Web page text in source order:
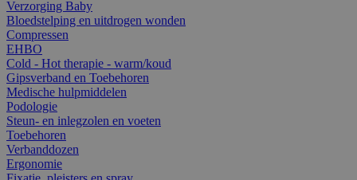
Verzorging Baby
Bloedstelping en uitdrogen wonden
Compressen
EHBO
Cold - Hot therapie - warm/koud
Gipsverband en Toebehoren
Medische hulpmiddelen
Podologie
Steun- en inlegzolen en voeten
Toebehoren
Verbanddozen
Ergonomie